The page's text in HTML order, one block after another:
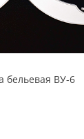
бельевая ВУ-6